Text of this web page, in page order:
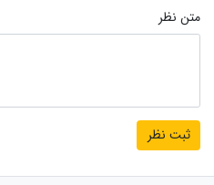
متن نظر